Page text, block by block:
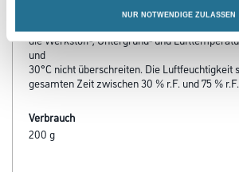
NUR NOTWENDIGE ZULASSEN
Verarbeitungstemp./Luftfeuchte
die Werkstoff-, Untergrund- und
und
30°C nicht überschreiten. Die Luftfeuchtigkeit
gesamten Zeit zwischen 30 % r.F. und 75 %
Verbrauch
200 g